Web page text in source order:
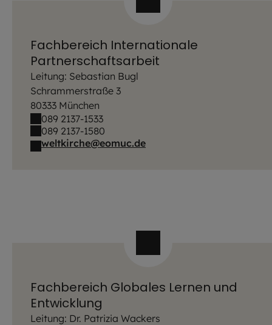
Fachbereich Internationale
Partnerschaftsarbeit
Leitung: Sebastian Bugl
Schrammerstraße 3
80333 München
089 2137-1533
089 2137-1580
weltkirche@eomuc.de
Fachbereich Globales Lernen und
Entwicklung
Leitung: Dr. Patrizia Wackers